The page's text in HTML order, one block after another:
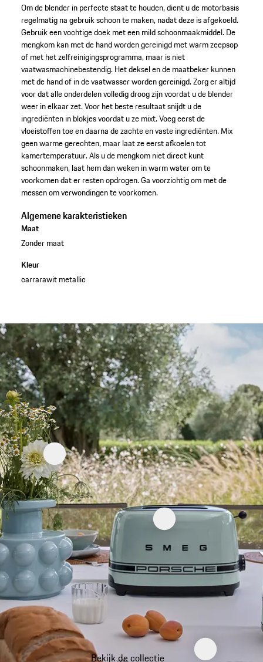
Om de blender in perfecte staat te houden, dient u de motorbasis
regelmatig na gebruik schoon te maken, nadat deze is afgekoeld.
Gebruik een vochtige doek met een mild schoonmaakmiddel. De
mengkom kan met de hand worden gereinigd met warm zeepsop
of met het zelfreinigingsprogramma, maar is niet
vaatwasmachinebestendig. Het deksel en de maatbeker kunnen
met de hand of in de vaatwasser worden gereinigd. Zorg er altijd
voor dat alle onderdelen volledig droog zijn voordat u de blender
weer in elkaar zet. Voor het beste resultaat snijdt u de
ingrediënten in blokjes voordat u ze mixt. Voeg eerst de
vloeistoffen toe en daarna de zachte en vaste ingrediënten. Mix
geen warme gerechten, maar laat ze eerst afkoelen tot
kamertemperatuur. Als u de mengkom niet direct kunt
schoonmaken, laat hem dan weken in warm water om te
voorkomen dat er resten opdrogen. Ga voorzichtig om met de
messen om verwondingen te voorkomen.
Algemene karakteristieken
Maat
Zonder maat
Kleur
carrarawit metallic
Bekijk de collectie